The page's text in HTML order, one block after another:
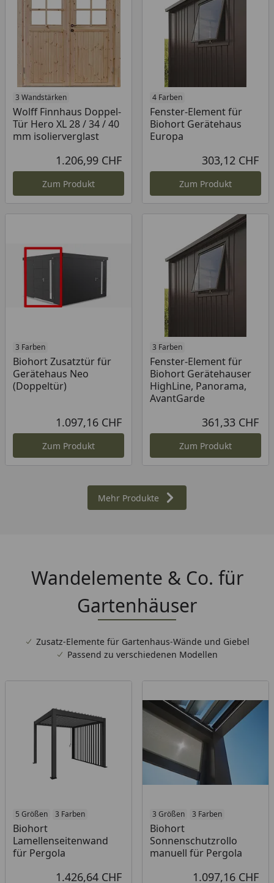
3 Wandstärken
Wolff Finnhaus Doppel-
Tür Hero XL 28 / 34 / 40
mm isolierverglast
1.206,99 CHF
Zum Produkt
4 Farben
Fenster-Element für
Biohort Gerätehaus
Europa
303,12 CHF
Zum Produkt
3 Farben
Biohort Zusatztür für
Gerätehaus Neo
(Doppeltür)
1.097,16 CHF
Zum Produkt
3 Farben
Fenster-Element für
Biohort Gerätehauser
HighLine, Panorama,
AvantGarde
361,33 CHF
Zum Produkt
Mehr Produkte
Wandelemente & Co. für
Gartenhäuser
Zusatz-Elemente für Gartenhaus-Wände und Giebel
Passend zu verschiedenen Modellen
5 Größen 3 Farben
Biohort
Lamellenseitenwand
für Pergola
1.426,64 CHF
3 Größen 3 Farben
Biohort
Sonnenschutzrollo
manuell für Pergola
1.097,16 CHF